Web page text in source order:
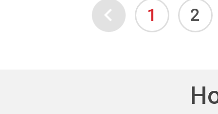
1 2